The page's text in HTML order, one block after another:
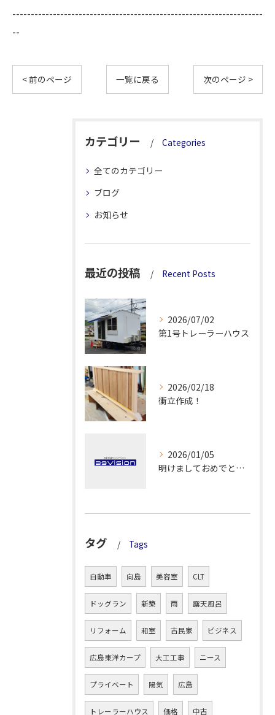
--------------------------------------------------------------------
--
< 前のページ 一覧に戻る 次のページ >
カテゴリー Categories
全てのカテゴリー
ブログ
お知らせ
最近の投稿 Recent Posts
2026/07/02
第1号トレーラーハウス
2026/02/18
衝立作成！
2026/01/05
明けましておめでとうございます！
タグ Tags
自動車 向島 美容室 CLT
ドッグラン 新築 雨 露天風呂
リフォーム 和室 古民家 ビジネス
広島東洋カープ 大工工事 ニース
プライベート 陽気 広島
トレーラーハウス 価格 中古